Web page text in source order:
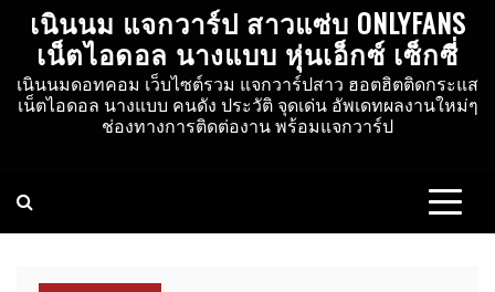
เนินนม แจกวาร์ป สาวแซ่บ ONLYFANS
เน็ตไอดอล นางแบบ หุ่นเอ็กซ์ เซ็กซี่
เนินนมดอทคอม เว็บไซต์รวม แจกวาร์ปสาว ฮอตฮิตติดกระแส
เน็ตไอดอล นางแบบ คนดัง ประวัติ จุดเด่น อัพเดทผลงานใหม่ๆ
ช่องทางการติดต่องาน พร้อมแจกวาร์ป